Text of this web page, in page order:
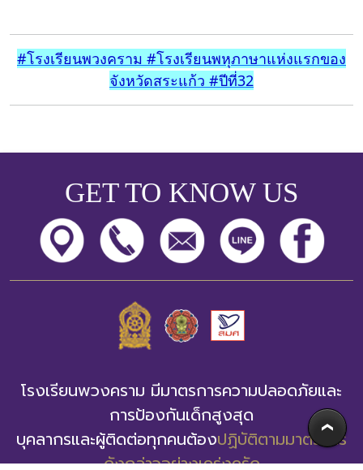
#โรงเรียนพวงคราม #โรงเรียนพหุภาษาแห่งแรกของ
จังหวัดสระแก้ว #ปีที่32
GET TO KNOW US
โรงเรียนพวงคราม มีมาตรการความปลอดภัยและ
การป้องกันเด็กสูงสุด
บุคลากรและผู้ติดต่อทุกคนต้องปฏิบัติตามมาตรการ
ดังกล่าวอย่างเคร่งครัด